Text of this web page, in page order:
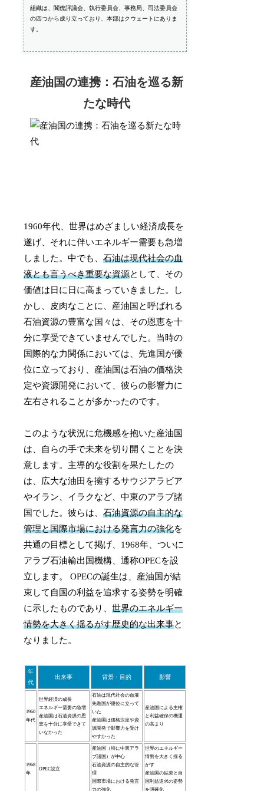
組織は、閣僚評議会、執行委員会、事務局、司法委員会
の四つから成り立っており、本部はクウェートにありま
す。
産油国の連携：石油を巡る新
たな時代
1960年代、世界はめざましい経済成長を
遂げ、それに伴いエネルギー需要も急増
しました。中でも、石油は現代社会の血
液とも言うべき重要な資源として、その
価値は日に日に高まっていきました。し
かし、皮肉なことに、産油国と呼ばれる
石油資源の豊富な国々は、その恩恵を十
分に享受できていませんでした。当時の
国際的な力関係においては、先進国が優
位に立っており、産油国は石油の価格決
定や資源開発において、彼らの影響力に
左右されることが多かったのです。
このような状況に危機感を抱いた産油国
は、自らの手で未来を切り開くことを決
意します。主導的な役割を果たしたの
は、広大な油田を擁するサウジアラビア
やイラン、イラクなど、中東のアラブ諸
国でした。彼らは、石油資源の自主的な
管理と国際市場における発言力の強化を
共通の目標として掲げ、1968年、ついに
アラブ石油輸出国機構、通称OPECを設
立します。 OPECの誕生は、産油国が結
束して自国の利益を追求する姿勢を明確
に示したものであり、世界のエネルギー
情勢を大きく揺るがす歴史的な出来事と
なりました。
年
代
出来事 背景・目的 影響
1960
年代
世界経済の成長
エネルギー需要の急増
産油国は石油資源の恩
恵を十分に享受できて
いなかった
石油は現代社会の血液
先進国が優位に立って
いた
産油国は価格決定や資
源開発で影響力を受け
やすかった
産油国による主権
と利益確保の機運
の高まり
1968
年
OPEC設立
産油国（特に中東アラ
ブ諸国）が中心
石油資源の自主的な管
理
国際市場における発言
力の強化
世界のエネルギー
情勢を大きく揺る
がす
産油国の結束と自
国利益追求の姿勢
を明確化